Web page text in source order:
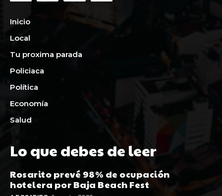
Inicio
Local
Tu proxima parada
Policiaca
Política
Economía
Salud
Lo que debes de leer
Rosarito prevé 98% de ocupación
hotelera por Baja Beach Fest